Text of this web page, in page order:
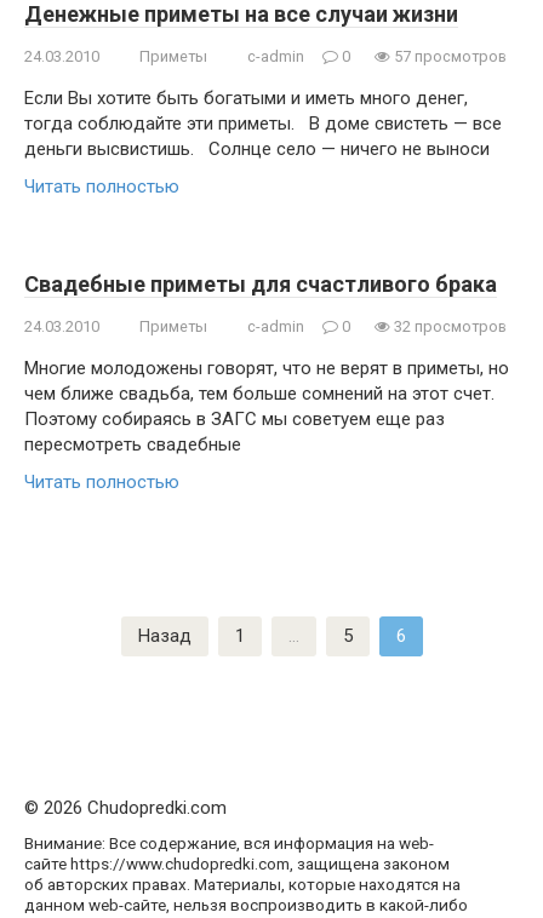
Денежные приметы на все случаи жизни
24.03.2010 Приметы c-admin 0 57 просмотров
Если Вы хотите быть богатыми и иметь много денег,
тогда соблюдайте эти приметы. В доме свистеть — все
деньги высвистишь. Солнце село — ничего не выноси
Читать полностью
Свадебные приметы для счастливого брака
24.03.2010 Приметы c-admin 0 32 просмотров
Многие молодожены говорят, что не верят в приметы, но
чем ближе свадьба, тем больше сомнений на этот счет.
Поэтому собираясь в ЗАГС мы советуем еще раз
пересмотреть свадебные
Читать полностью
Назад 1 … 5 6
© 2026 Chudopredki.com
Внимание: Все содержание, вся информация на web-
сайте https://www.chudopredki.com, защищена законом
об авторских правах. Материалы, которые находятся на
данном web-сайте, нельзя воспроизводить в какой-либо